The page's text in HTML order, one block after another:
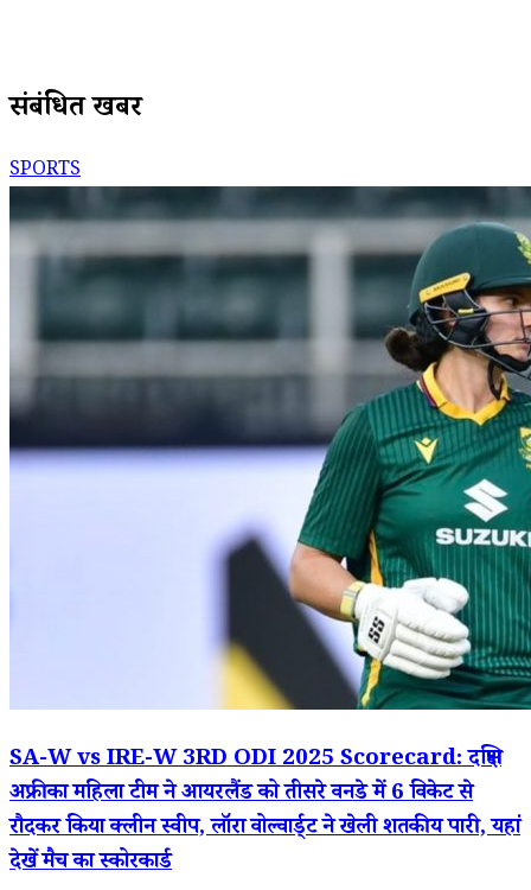
संबंधित खबरें
SPORTS
SA-W vs IRE-W 3RD ODI 2025 Scorecard: दक्षिण
अफ्रीका महिला टीम ने आयरलैंड को तीसरे वनडे में 6 विकेट से
रौदकर किया क्लीन स्वीप, लॉरा वोल्वार्ड्ट ने खेली शतकीय पारी, यहां
देखें मैच का स्कोरकार्ड